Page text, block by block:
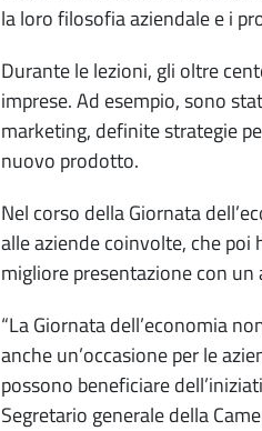
la loro filosofia aziendale e i
Durante le lezioni, gli oltre
imprese. Ad esempio, sono
marketing, definite strategie
nuovo prodotto.
Nel corso della Giornata
alle aziende coinvolte, che poi
migliore presentazione con un
“La Giornata dell’economia
anche un’occasione per le
possono beneficiare
Segretario generale della